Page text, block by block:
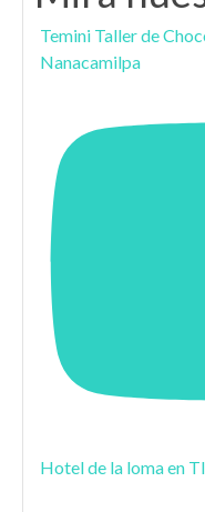
Temini Taller de
Nanacamilpa
Hotel de la loma en